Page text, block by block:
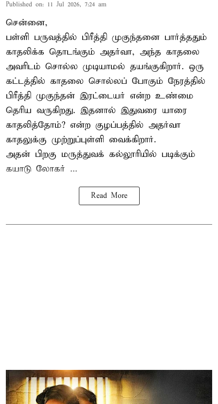
Published on: 11 Jul 2026, 7:24 am
சென்னை,
பள்ளி பருவத்தில் பிரீத்தி முகுந்தனை பார்த்ததும்
காதலிக்க தொடங்கும் அதர்வா, அந்த காதலை
அவரிடம் சொல்ல முடியாமல் தயங்குகிறார். ஒரு
கட்டத்தில் காதலை சொல்லப் போகும் நேரத்தில்
பிரீத்தி முகுந்தன் இரட்டையர் என்ற உண்மை
தெரிய வருகிறது. இதனால் இதுவரை யாரை
காதலித்தோம்? என்ற குழப்பத்தில் அதர்வா
காதலுக்கு முற்றுப்புள்ளி வைக்கிறார்.
அதன் பிறகு மருத்துவக் கல்லூரியில் படிக்கும்
கயாடு லோகர் ...
Read More